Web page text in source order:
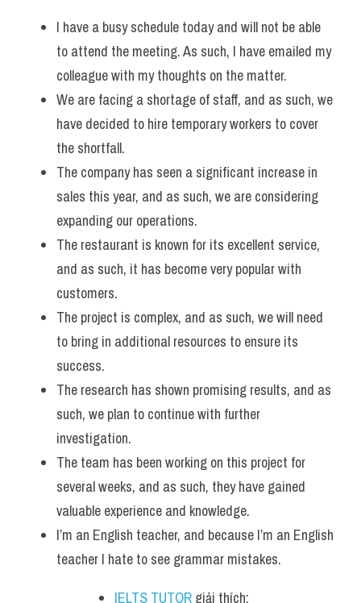
I have a busy schedule today and will not be able
to attend the meeting. As such, I have emailed my
colleague with my thoughts on the matter.
We are facing a shortage of staff, and as such, we
have decided to hire temporary workers to cover
the shortfall.
The company has seen a significant increase in
sales this year, and as such, we are considering
expanding our operations.
The restaurant is known for its excellent service,
and as such, it has become very popular with
customers.
The project is complex, and as such, we will need
to bring in additional resources to ensure its
success.
The research has shown promising results, and as
such, we plan to continue with further
investigation.
The team has been working on this project for
several weeks, and as such, they have gained
valuable experience and knowledge.
I’m an English teacher, and because I’m an English
teacher I hate to see grammar mistakes.
IELTS TUTOR giải thích: